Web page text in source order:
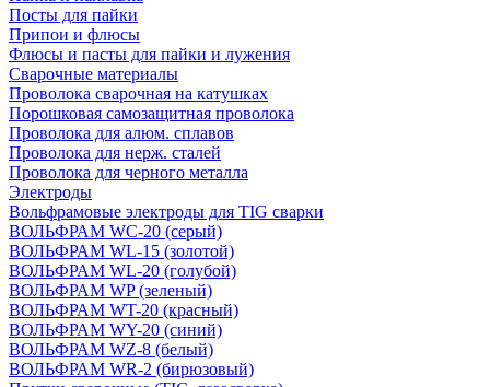
Посты для пайки
Припои и флюсы
Флюсы и пасты для пайки и лужения
Сварочные материалы
Проволока сварочная на катушках
Порошковая самозащитная проволока
Проволока для алюм. сплавов
Проволока для нерж. сталей
Проволока для черного металла
Электроды
Вольфрамовые электроды для TIG сварки
ВОЛЬФРАМ WC-20 (серый)
ВОЛЬФРАМ WL-15 (золотой)
ВОЛЬФРАМ WL-20 (голубой)
ВОЛЬФРАМ WP (зеленый)
ВОЛЬФРАМ WT-20 (красный)
ВОЛЬФРАМ WY-20 (синий)
ВОЛЬФРАМ WZ-8 (белый)
ВОЛЬФРАМ WR-2 (бирюзовый)